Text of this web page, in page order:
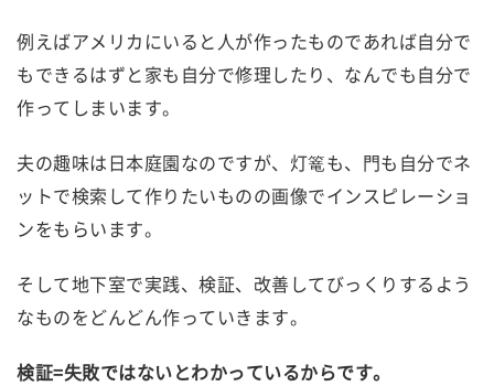
例えばアメリカにいると人が作ったものであれば自分で
もできるはずと家も自分で修理したり、なんでも自分で
作ってしまいます。
夫の趣味は日本庭園なのですが、灯篭も、門も自分でネ
ットで検索して作りたいものの画像でインスピレーショ
ンをもらいます。
そして地下室で実践、検証、改善してびっくりするよう
なものをどんどん作っていきます。
検証=失敗ではないとわかっているからです。